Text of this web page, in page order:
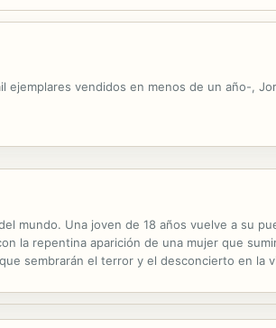
vendidos en menos de un año-,
mundo. Una joven de 18 años vuelve a su
la repentina aparición de una mujer que
sembrarán el terror y el desconcierto en la